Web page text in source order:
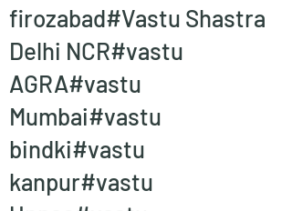
firozabad#Vastu Shastra
Delhi NCR#vastu
AGRA#vastu
Mumbai#vastu
bindki#vastu
kanpur#vastu